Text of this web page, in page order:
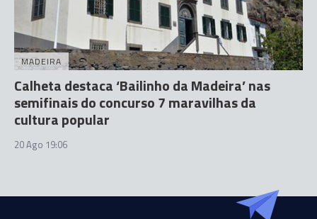
MADEIRA
Calheta destaca ‘Bailinho da Madeira’ nas
semifinais do concurso 7 maravilhas da
cultura popular
20 Ago 19:06